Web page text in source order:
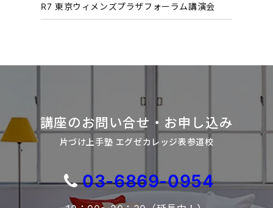
R7 東京ウィメンズプラザフォーラム講演会
講座のお問い合せ・お申し込み
片づけ上手塾 エグゼカレッジ表参道校
03-6869-0954